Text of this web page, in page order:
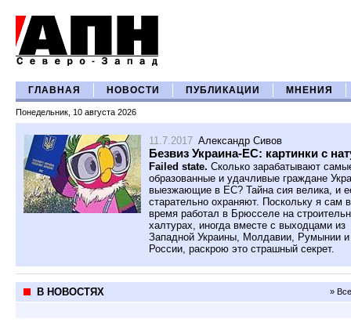
ГЛАВНАЯ НОВОСТИ ПУБЛИКАЦИИ МНЕНИЯ
Понедельник, 10 августа 2026
11.7.2017 Александр Сивов
Безвиз Украина-ЕС: картинки с
Failed state. Сколько зарабатывают
образованные и удачливые граждане
выезжающие в ЕС? Тайна сия велика, и
старательно охраняют. Поскольку я сам
время работал в Брюсселе на
халтурах, иногда вместе с выходцами из
Западной Украины, Молдавии, Румынии и
России, раскрою это страшный секрет.
В НОВОСТЯХ »